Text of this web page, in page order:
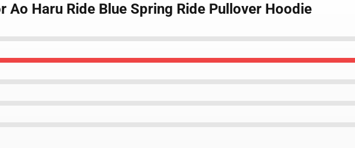
Ao Haru Ride Blue Spring Ride Pullover Hoodie